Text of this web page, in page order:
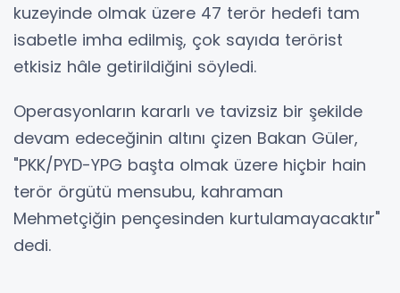
kuzeyinde olmak üzere 47 terör hedefi tam
isabetle imha edilmiş, çok sayıda terörist
etkisiz hâle getirildiğini söyledi.
Operasyonların kararlı ve tavizsiz bir şekilde
devam edeceğinin altını çizen Bakan Güler,
"PKK/PYD-YPG başta olmak üzere hiçbir hain
terör örgütü mensubu, kahraman
Mehmetçiğin pençesinden kurtulamayacaktır"
dedi.